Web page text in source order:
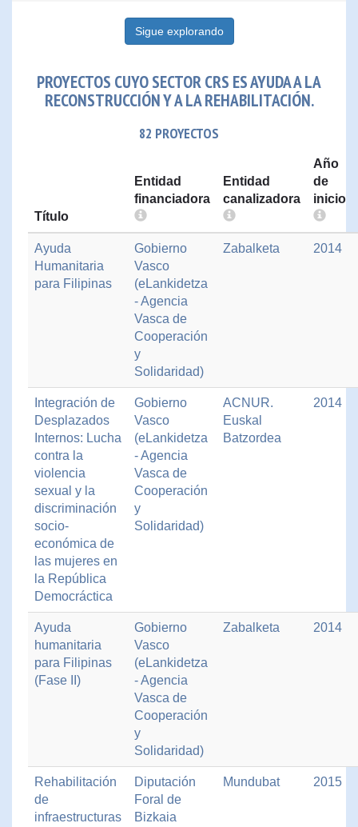
Sigue explorando
PROYECTOS CUYO SECTOR CRS ES AYUDA A LA
RECONSTRUCCIÓN Y A LA REHABILITACIÓN.
82 PROYECTOS
Título
Entidad
financiadora
Entidad
canalizadora
Año
de
inicio
Ayuda
Humanitaria
para Filipinas
Gobierno
Vasco
(eLankidetza
- Agencia
Vasca de
Cooperación
y
Solidaridad)
Zabalketa 2014
Integración de
Desplazados
Internos: Lucha
contra la
violencia
sexual y la
discriminación
socio-
económica de
las mujeres en
la República
Democráctica
Gobierno
Vasco
(eLankidetza
- Agencia
Vasca de
Cooperación
y
Solidaridad)
ACNUR.
Euskal
Batzordea
2014
Ayuda
humanitaria
para Filipinas
(Fase II)
Gobierno
Vasco
(eLankidetza
- Agencia
Vasca de
Cooperación
y
Solidaridad)
Zabalketa 2014
Rehabilitación
de
infraestructuras
Diputación
Foral de
Bizkaia
Mundubat 2015